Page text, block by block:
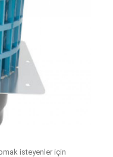
isteyenler için